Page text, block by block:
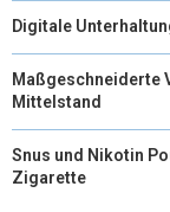
Digitale
Maßgeschneiderte
Mittelstand
Snus und Nikotin
Zigarette